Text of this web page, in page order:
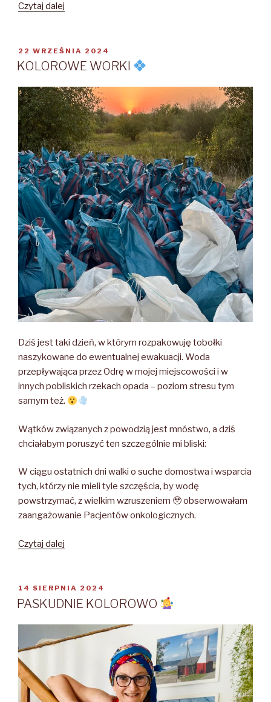
Czytaj dalej
OPUBLIKOWANE
W
22 WRZEŚNIA 2024
KOLOROWE WORKI
Dziś jest taki dzień, w którym rozpakowuję tobołki
naszykowane do ewentualnej ewakuacji. Woda
przepływająca przez Odrę w mojej miejscowości i w
innych pobliskich rzekach opada – poziom stresu tym
samym też.
Wątków związanych z powodzią jest mnóstwo, a dziś
chciałabym poruszyć ten szczególnie mi bliski:
W ciągu ostatnich dni walki o suche domostwa i wsparcia
tych, którzy nie mieli tyle szczęścia, by wodę
powstrzymać, z wielkim wzruszeniem 🥹 obserwowałam
zaangażowanie Pacjentów onkologicznych.
Czytaj dalej
OPUBLIKOWANE
W
14 SIERPNIA 2024
PASKUDNIE KOLOROWO